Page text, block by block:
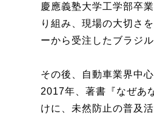
慶應義塾大学工学部卒
り組み、現場の大切さ
ーから受注したブラジ
その後、自動車業界中
2017年、著書『なぜあ
けに、未然防止の普及